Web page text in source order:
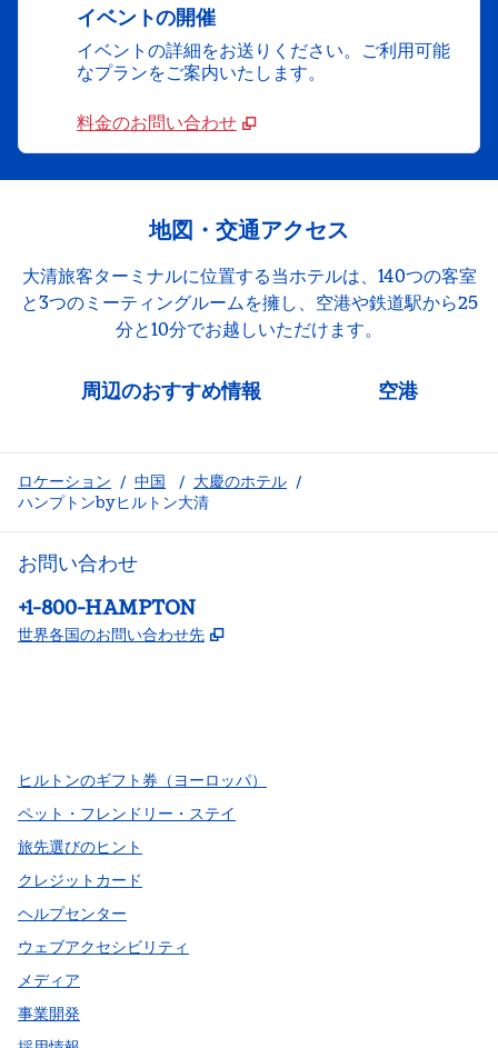
イベントの開催
イベントの詳細をお送りください。ご利用可能
なプランをご案内いたします。
料金のお問い合わせ
地図・交通アクセス
大清旅客ターミナルに位置する当ホテルは、140つの客室
と3つのミーティングルームを擁し、空港や鉄道駅から25
分と10分でお越しいただけます。
周辺のおすすめ情報 空港
ロケーション / 中国 / 大慶のホテル /
ハンプトンbyヒルトン大清
お問い合わせ
電話：
+1-800-HAMPTON
世界各国のお問い合わせ先 ,
ヒルトンのギフト券（ヨーロッパ）
ペット・フレンドリー・ステイ
旅先選びのヒント
クレジットカード
ヘルプセンター
ウェブアクセシビリティ
メディア
事業開発